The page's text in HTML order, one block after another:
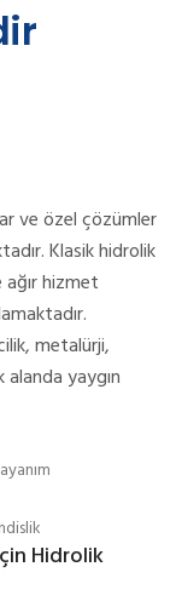
ve özel çözümler
Klasik hidrolik
hizmet
metalürji,
yaygın
Hidrolik